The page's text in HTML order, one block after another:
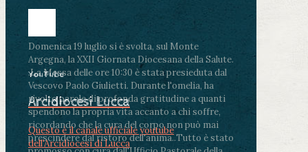
Domenica 19 luglio si è svolta, sul Monte
Argegna, la XXII Giornata Diocesana della Salute.
.La Messa delle ore 10:30 è stata presieduta dal
Vescovo Paolo Giulietti. Durante l'omelia, ha
rivolto parole di profonda gratitudine a quanti
spendono la propria vita accanto a chi soffre,
ricordando che la cura del corpo non può mai
prescindere dal ristoro dell'anima..Tutto è stato
YouTube
Arcidiocesi Lucca
Questo è il canale ufficiale youtube
dell'Arcidiocesi di Lucca